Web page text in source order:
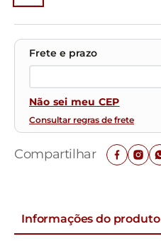
Não sei meu CEP
Consultar regras de frete
Compartilhar
Informações do produto